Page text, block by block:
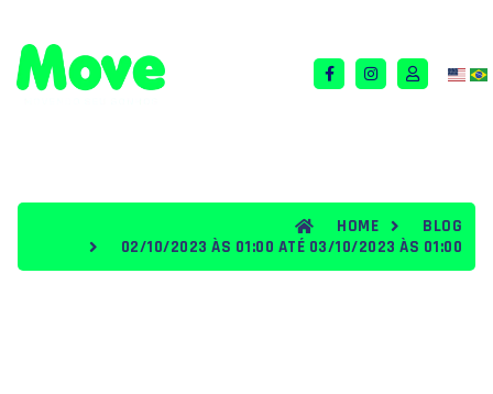
HOME
BLOG
02/10/2023 ÀS 01:00 ATÉ 03/10/2023 ÀS 01:00